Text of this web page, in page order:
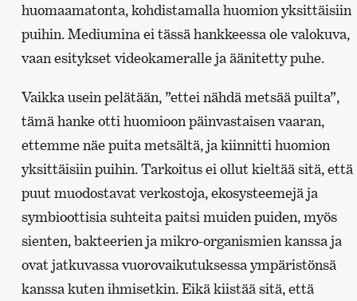
huomaamatonta, kohdistamalla huomion yksittäisiin
puihin. Mediumina ei tässä hankkeessa ole valokuva,
vaan esitykset videokameralle ja äänitetty puhe.
Vaikka usein pelätään, ”ettei nähdä metsää puilta”,
tämä hanke otti huomioon päinvastaisen vaaran,
ettemme näe puita metsältä, ja kiinnitti huomion
yksittäisiin puihin. Tarkoitus ei ollut kieltää sitä, että
puut muodostavat verkostoja, ekosysteemejä ja
symbioottisia suhteita paitsi muiden puiden, myös
sienten, bakteerien ja mikro-organismien kanssa ja
ovat jatkuvassa vuorovaikutuksessa ympäristönsä
kanssa kuten ihmisetkin. Eikä kiistää sitä, että